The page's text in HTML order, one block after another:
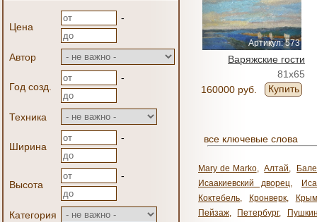
Цена
-
Автор
Год созд.
-
Техника
Ширина
-
Высота
-
Категория
Артикул: 573
Варяжские гости
81x65
160000 руб.
Купить
все ключевые слова
Mary de Marko, Алтай,
Исаакиевский дворец,
Коктебель, Кронверк,
Крым
Пейзаж, Петербург,